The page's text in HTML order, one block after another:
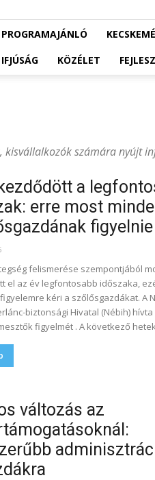
PROGRAMAJÁNLÓ
IFJÚSÁG
KÖZÉLET
kisvállalkozók számára nyújt
a
erre most
figyelnie
felismerése szempontjából
el az év legfontosabb időszaka,
kéri a szőlősgazdákat. A
biztonsági Hivatal (Nébih)
figyelmét . A következő
változás az